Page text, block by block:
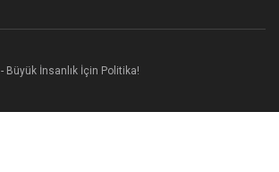
- Büyük İnsanlık İçin Politika!